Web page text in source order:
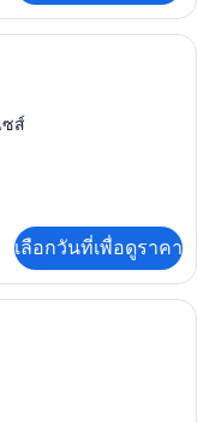
ระดับพรีเมียม, ผ้านวมขนเ
ซส์
เลือกวันที่เพื่อดูราคา
ระดับพรีเมียม, ผ้านวมขนเ